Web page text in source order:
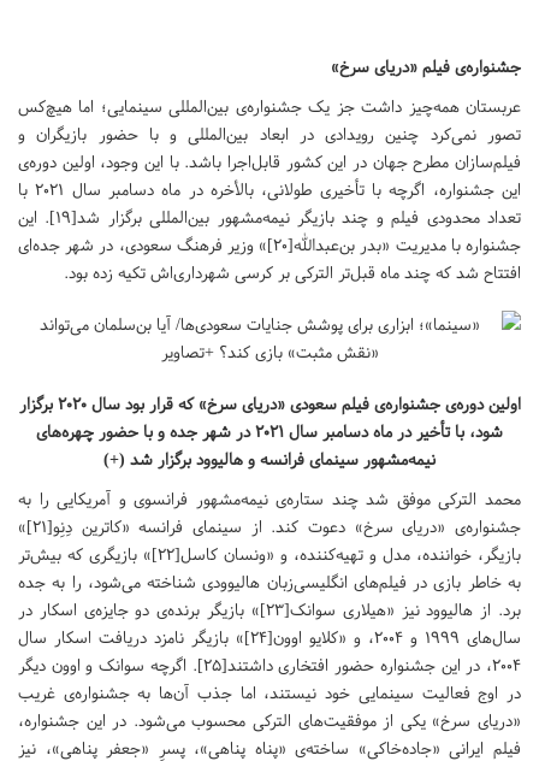
جشنواره‌ی فیلم «دریای سرخ»
عربستان همه‌چیز داشت جز یک جشنواره‌ی بین‌المللی سینمایی؛ اما هیچ‌کس
تصور نمی‌کرد چنین رویدادی در ابعاد بین‌المللی و با حضور بازیگران و
فیلم‌سازان مطرح جهان در این کشور قابل‌اجرا باشد. با این وجود، اولین دوره‌ی
این جشنواره، اگرچه با تأخیری طولانی، بالأخره در ماه دسامبر سال ۲۰۲۱ با
تعداد محدودی فیلم و چند بازیگر نیمه‌مشهور بین‌المللی برگزار شد[۱۹]. این
جشنواره با مدیریت «بدر بن‌عبدالله[۲۰]» وزیر فرهنگ سعودی، در شهر جده‌ای
افتتاح شد که چند ماه قبل‌تر الترکی بر کرسی شهرداری‌اش تکیه زده بود.
اولین دوره‌ی جشنواره‌ی فیلم سعودی «دریای سرخ» که قرار بود سال ۲۰۲۰ برگزار
شود، با تأخیر در ماه دسامبر سال ۲۰۲۱ در شهر جده و با حضور چهره‌های
نیمه‌مشهور سینمای فرانسه و هالیوود برگزار شد (+)
محمد الترکی موفق شد چند ستاره‌ی نیمه‌مشهور فرانسوی و آمریکایی را به
جشنواره‌ی «دریای سرخ» دعوت کند. از سینمای فرانسه «کاترین دِنِو[۲۱]»
بازیگر، خواننده، مدل و تهیه‌کننده، و «ونسان کاسل[۲۲]» بازیگری که بیش‌تر
به خاطر بازی در فیلم‌های انگلیسی‌زبان هالیوودی شناخته می‌شود، را به جده
برد. از هالیوود نیز «هیلاری سوانک[۲۳]» بازیگر برنده‌ی دو جایزه‌ی اسکار در
سال‌های ۱۹۹۹ و ۲۰۰۴، و «کلایو اوون[۲۴]» بازیگر نامزد دریافت اسکار سال
۲۰۰۴، در این جشنواره حضور افتخاری داشتند[۲۵]. اگرچه سوانک و اوون دیگر
در اوج فعالیت سینمایی خود نیستند، اما جذب آن‌ها به جشنواره‌ی غریب
«دریای سرخ» یکی از موفقیت‌های الترکی محسوب می‌شود. در این جشنواره،
فیلم ایرانی «جاده‌خاکی» ساخته‌ی «پناه پناهی»، پسرِ «جعفر پناهی»، نیز